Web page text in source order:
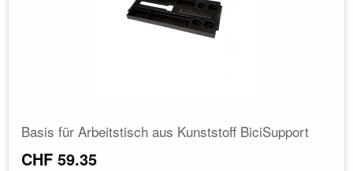
Basis für Arbeitstisch aus Kunststoff BiciSupport
CHF 59.35